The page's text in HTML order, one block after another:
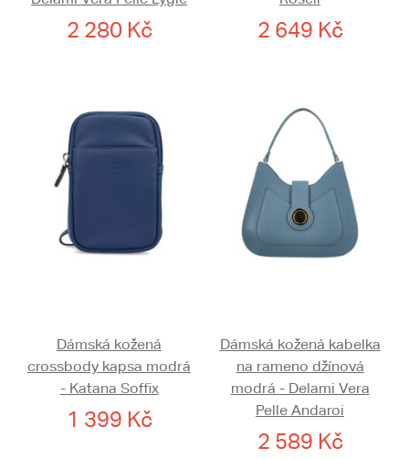
2 280 Kč 2 649 Kč
Dámská kožená
crossbody kapsa modrá
- Katana Soffix
1 399 Kč
Dámská kožená kabelka
na rameno džínová
modrá - Delami Vera
Pelle Andaroi
2 589 Kč